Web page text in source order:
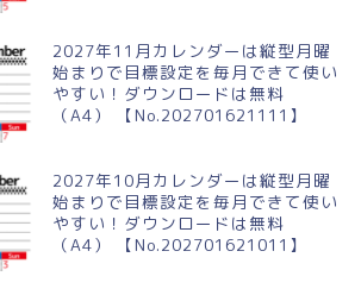
2027年11月カレンダーは縦型月曜
始まりで目標設定を毎月できて使い
やすい！ダウンロードは無料
（A4） 【No.202701621111】
2027年10月カレンダーは縦型月曜
始まりで目標設定を毎月できて使い
やすい！ダウンロードは無料
（A4） 【No.202701621011】